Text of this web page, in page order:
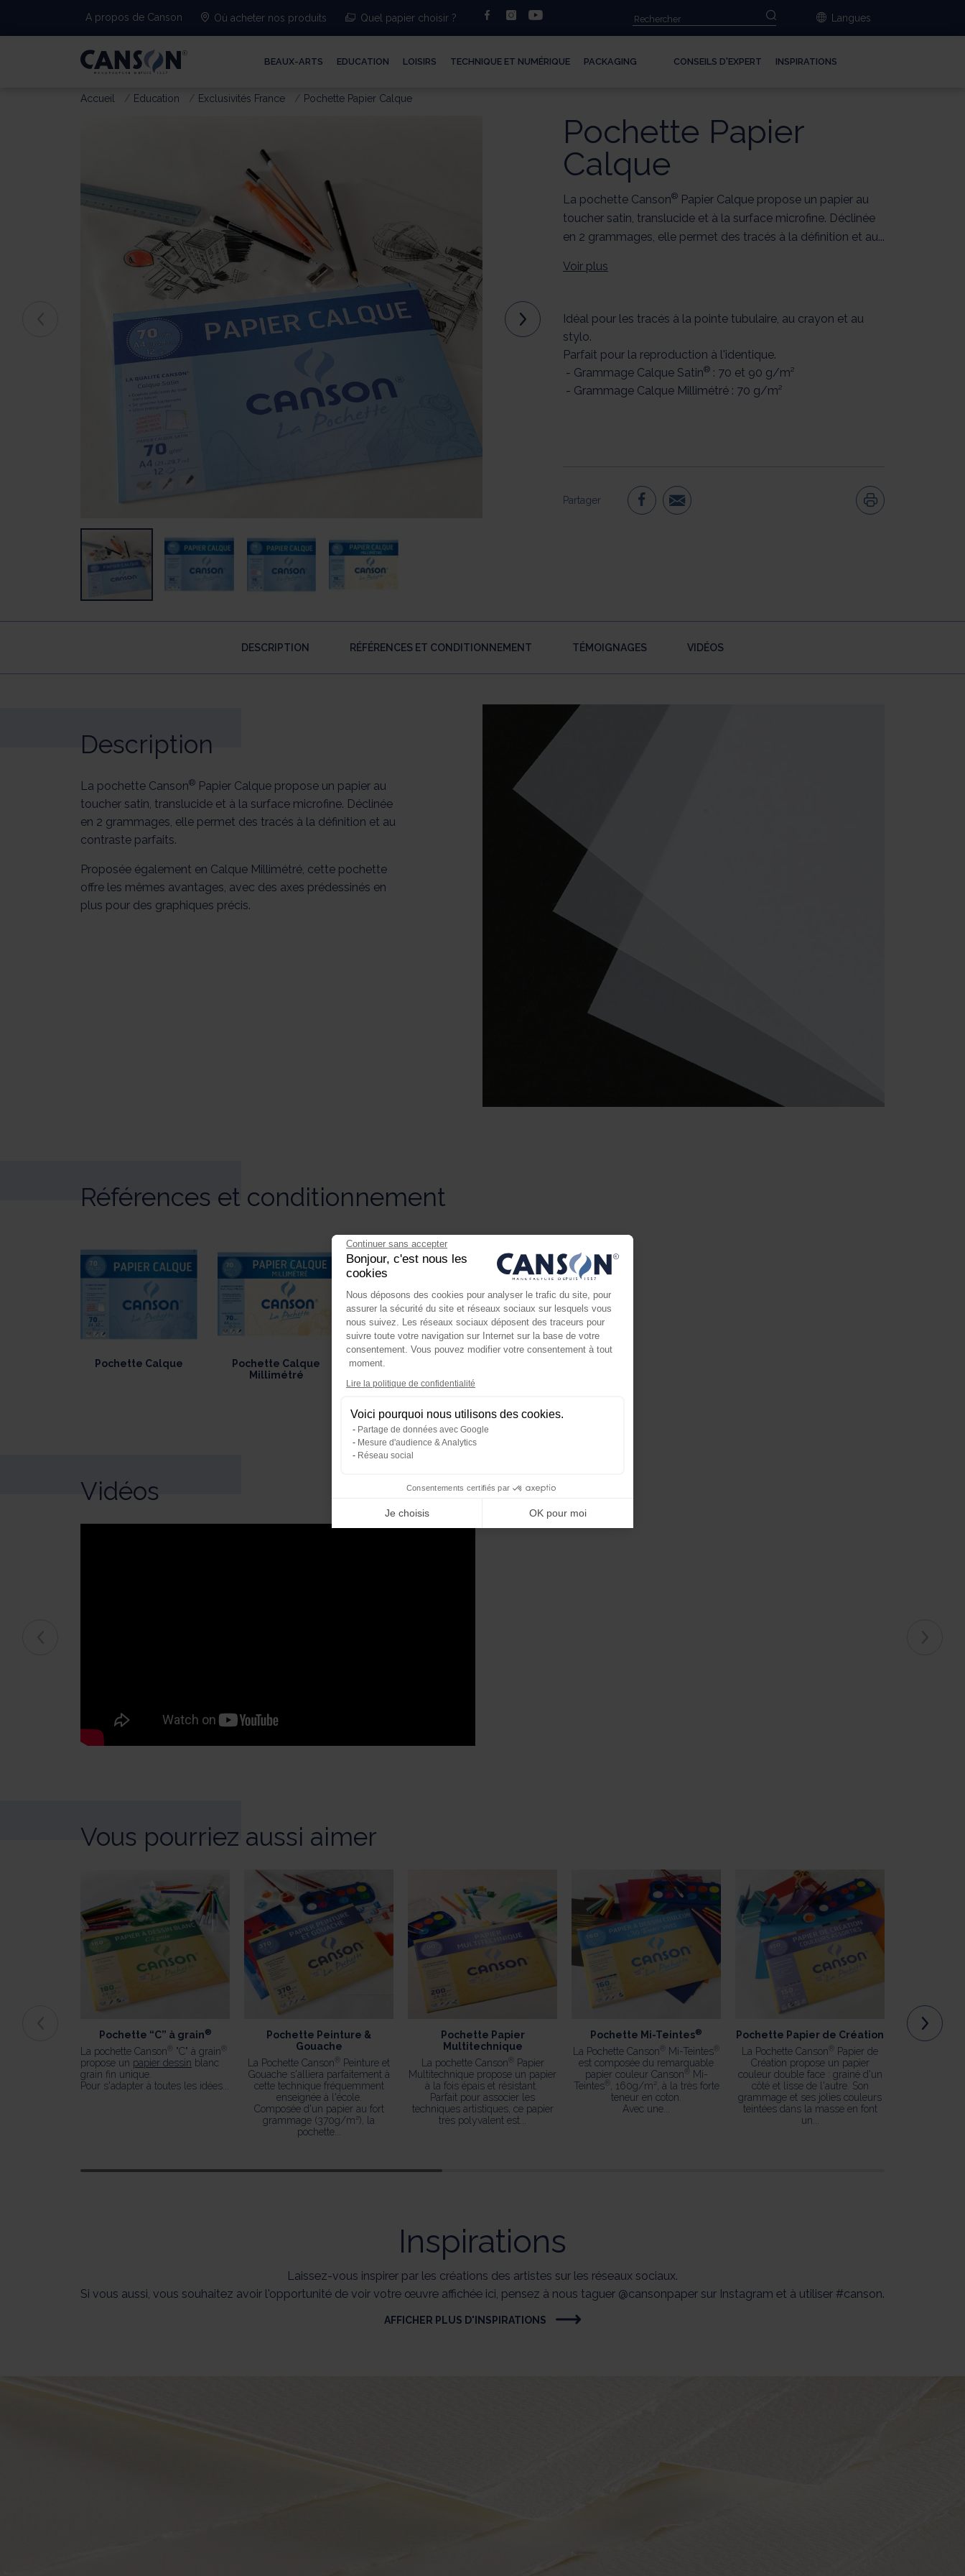
A propos de Canson Où acheter nos produits Quel papier choisir ? facebookinstagram Langues
BEAUX-ARTS EDUCATION LOISIRS TECHNIQUE ET NUMÉRIQUE PACKAGING CONSEILS D'EXPERT INSPIRATIONS
Accueil Education Exclusivités France Pochette Papier Calque
Pochette Papier
Calque
La pochette Canson® Papier Calque propose un papier au
toucher satin, translucide et à la surface microfine. Déclinée
en 2 grammages, elle permet des tracés à la définition et au...
Voir plus
Idéal pour les tracés à la pointe tubulaire, au crayon et au
stylo.
Parfait pour la reproduction à l'identique.
- Grammage Calque Satin® : 70 et 90 g/m²
- Grammage Calque Millimétré : 70 g/m²
Partager
DESCRIPTION RÉFÉRENCES ET CONDITIONNEMENT TÉMOIGNAGES VIDÉOS
Description
La pochette Canson® Papier Calque propose un papier au
toucher satin, translucide et à la surface microfine. Déclinée
en 2 grammages, elle permet des tracés à la définition et au
contraste parfaits.
Proposée également en Calque Millimétré, cette pochette
offre les mêmes avantages, avec des axes prédessinés en
plus pour des graphiques précis.
Références et conditionnement
Pochette Calque
Pochette Calque
Millimétré
Vidéos
Vous pourriez aussi aimer
Pochette “C” à grain®
La pochette Canson ® "C" à grain ®
propose un papier dessin blanc
grain fin unique.
Pour s'adapter à toutes les idées...
Pochette Peinture &
Gouache
La Pochette Canson ®
Peinture et
Gouache s'alliera parfaitement à
cette technique fréquemment
enseignée à l'école.
Composée d'un papier au fort
grammage (370g/m²), la
pochette...
Pochette Papier
Multitechnique
La pochette Canson ®
Papier
Multitechnique propose un papier
à la fois épais et résistant.
Parfait pour associer les
techniques artistiques, ce papier
très polyvalent est...
Pochette Mi-Teintes®
La Pochette Canson ® Mi-Teintes ®
est composée du remarquable
papier couleur Canson ®
Mi-
Teintes ®
, 160g/m², à la très forte
teneur en coton.
Avec une...
Pochette Papier de Création
La Pochette Canson ®
Papier de
Création propose un papier
couleur double face : grainé d'un
côté et lisse de l'autre. Son
grammage et ses jolies couleurs
teintées dans la masse en font
un...
Pochette
Inspirations
Laissez-vous inspirer par les créations des artistes sur les réseaux sociaux.
Si vous aussi, vous souhaitez avoir l'opportunité de voir votre œuvre affichée ici, pensez à nous taguer @cansonpaper sur Instagram et à utiliser #canson.
AFFICHER PLUS D'INSPIRATIONS
Continuer sans accepter
Bonjour, c'est nous les
cookies
Nous déposons des cookies pour analyser le trafic du site, pour
assurer la sécurité du site et réseaux sociaux sur lesquels vous
nous suivez. Les réseaux sociaux déposent des traceurs pour
suivre toute votre navigation sur Internet sur la base de votre
consentement. Vous pouvez modifier votre consentement à tout
moment.
Lire la politique de confidentialité
Voici pourquoi nous utilisons des cookies.
Partage de données avec Google
Mesure d'audience & Analytics
Réseau social
Consentements certifiés par
Je choisis OK pour moi
Axeptio consent
Notre plateforme vous permet d'adapter et de gérer vos paramètres de confidentialité, en garantissant